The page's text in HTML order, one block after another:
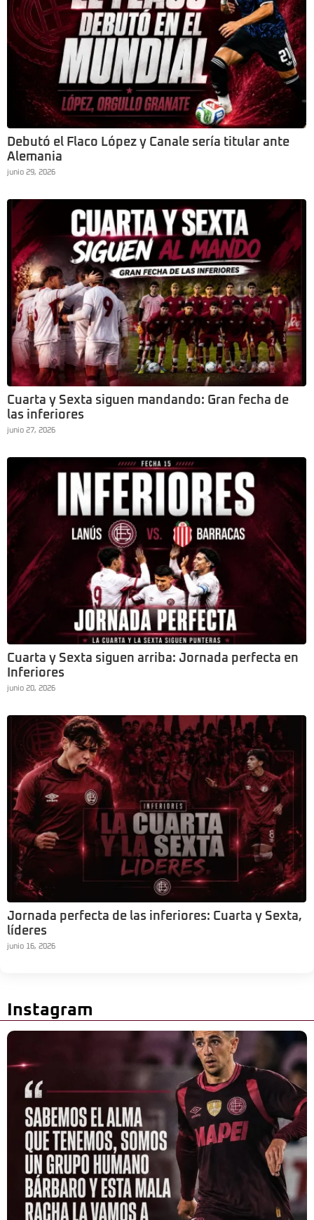
Debutó el Flaco López y Canale sería titular ante
Alemania
junio 29, 2026
Cuarta y Sexta siguen mandando: Gran fecha de
las inferiores
junio 27, 2026
Cuarta y Sexta siguen arriba: Jornada perfecta en
Inferiores
junio 20, 2026
Jornada perfecta de las inferiores: Cuarta y Sexta,
líderes
junio 16, 2026
Instagram